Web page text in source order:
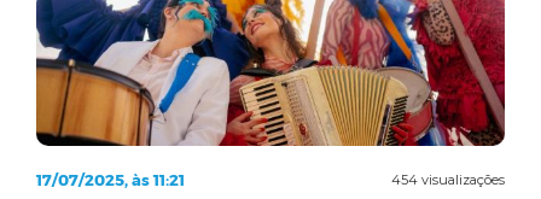
454 visualizações
17/07/2025, às 11:21